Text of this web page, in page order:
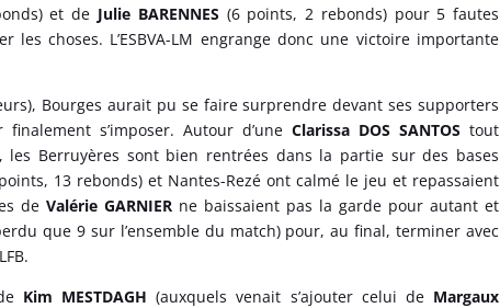
et de Julie BARENNES(6 points, 2 rebonds) pour 5 fautes
choses. L’ESBVA-LM engrange donc une victoire importante
Bourges aurait pu se faire surprendre devant ses supporters
s’imposer. Autour d’une Clarissa DOS SANTOStout
Berruyères sont bien rentrées dans la partie sur des bases
13 rebonds) et Nantes-Rezé ont calmé le jeu et repassaient
de Valérie GARNIER ne baissaient pas la garde pour autant et
que 9 sur l’ensemble du match) pour, au final, terminer avec
Kim MESTDAGH (auxquels venait s’ajouter celui de Margaux